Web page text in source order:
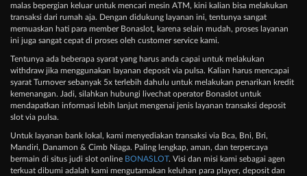
malas bepergian keluar untuk mencari mesin ATM, kini kalian bisa melakukan
transaksi dari rumah aja. Dengan didukung layanan ini, tentunya sangat
memuaskan hati para member Bonaslot, karena selain mudah, proses layanan
ini juga sangat cepat di proses oleh customer service kami.
Tentunya ada beberapa syarat yang harus anda capai untuk melakukan
withdraw jika menggunakan layanan deposit via pulsa. Kalian harus mencapai
syarat Turnover sebanyak 5x terlebih dahulu untuk melakukan penarikan kredit
kemenangan. Jadi, silahkan hubungi livechat operator Bonaslot untuk
mendapatkan informasi lebih lanjut mengenai jenis layanan transaksi deposit
slot via pulsa.
Untuk layanan bank lokal, kami menyediakan transaksi via Bca, Bni, Bri,
Mandiri, Danamon & Cimb Niaga. Paling lengkap, aman, dan terpercaya
bermain di situs judi slot online BONASLOT. Visi dan misi kami sebagai agen
terkuat dibumi adalah kami mengutamakan keluhan para player, deposit dan